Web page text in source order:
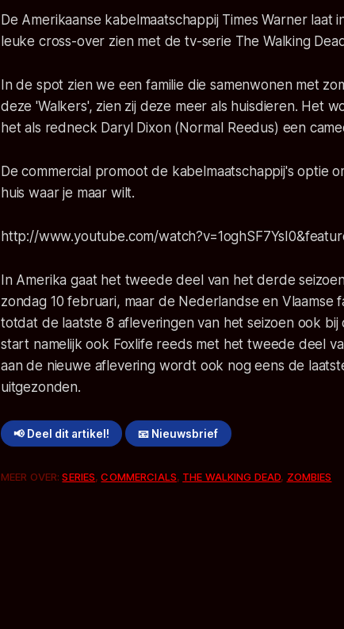
De Amerikaanse kabelmaatschappij Times Warner laat
leuke cross-over zien met de tv-serie The Walking
In de spot zien we een familie die samenwonen met
deze 'Walkers', zien zij deze meer als huisdieren. Het
het als redneck Daryl Dixon (Normal Reedus) een
De commercial promoot de kabelmaatschappij's optie
huis waar je maar wilt.
http://www.youtube.com/
In Amerika gaat het tweede deel van het derde
zondag 10 februari, maar de Nederlandse en Vlaamse
totdat de laatste 8 afleveringen van het seizoen ook bij
start namelijk ook Foxlife reeds met het tweede deel
aan de nieuwe aflevering wordt ook nog eens de
uitgezonden.
📢 Deel dit artikel! 📧 Nieuwsbrief
MEER OVER:SERIES,COMMERCIALS, THE WALKING DEAD, ZOMBIES